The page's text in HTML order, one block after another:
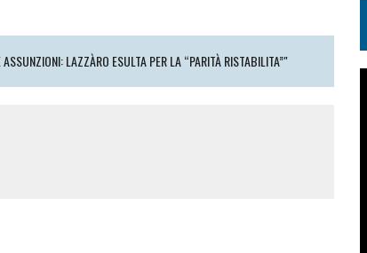
LAZZÀRO ESULTA PER LA “PARITÀ RISTABILITA”"